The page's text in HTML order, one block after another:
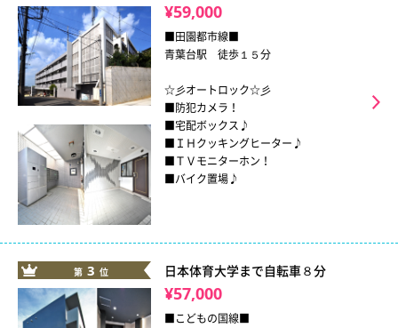
¥59,000
■田園都市線■
青葉台駅 徒歩１５分
☆彡オートロック☆彡
■防犯カメラ！
■宅配ボックス♪
■ＩＨクッキングヒーター♪
■ＴＶモニターホン！
■バイク置場♪
第 3 位 日本体育大学まで自転車８分
¥57,000
■こどもの国線■